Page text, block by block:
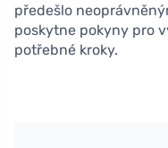
předešlo
poskytne pokyny pro
potřebné kroky.